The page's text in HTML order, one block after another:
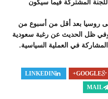
المشتركة فيما سيكون
روسيا بعد أقل من أسبوع من
وفي ظل الحديث عن رغبة سعودية
في العملية السياسية.
GOOGLE+
LINKEDIN
MAIL